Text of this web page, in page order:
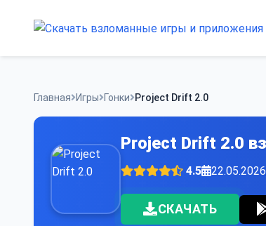
Главная Игры Гонки Project Drift 2.0
Project Drift 2.0
4.5 22.05.2026
СКАЧАТЬ